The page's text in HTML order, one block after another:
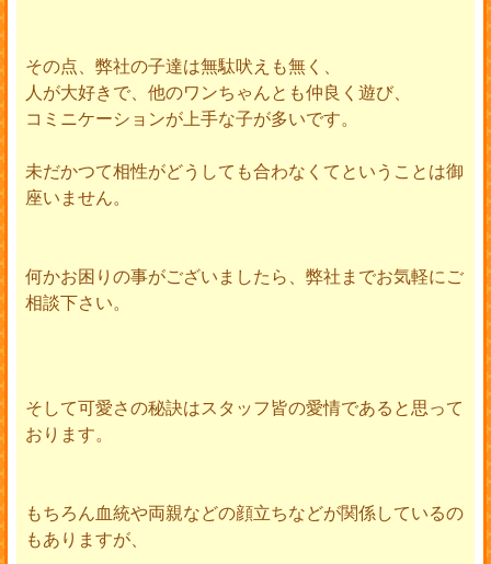
その点、弊社の子達は無駄吠えも無く、
人が大好きで、他のワンちゃんとも仲良く遊び、
コミニケーションが上手な子が多いです。
未だかつて相性がどうしても合わなくてということは御
座いません。
何かお困りの事がございましたら、弊社までお気軽にご
相談下さい。
そして可愛さの秘訣はスタッフ皆の愛情であると思って
おります。
もちろん血統や両親などの顔立ちなどが関係しているの
もありますが、